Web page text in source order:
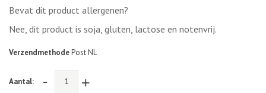
Bevat dit product allergenen?
Nee, dit product is soja, gluten, lactose en notenvrij.
VerzendmethodePost NL
Aantal: - +